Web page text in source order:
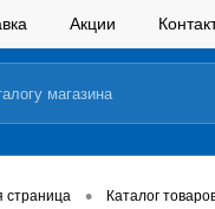
Акции
страница • Каталог